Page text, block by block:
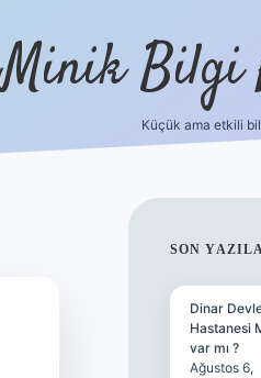
Minik Bilgi
Küçük ama etkili
SON
Dinar
Hastanesi
var mı ?
Ağustos 6,